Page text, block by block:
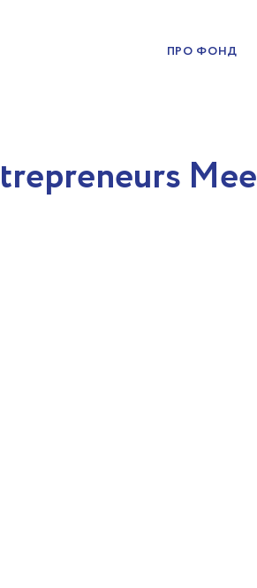
ПРО ФОНД